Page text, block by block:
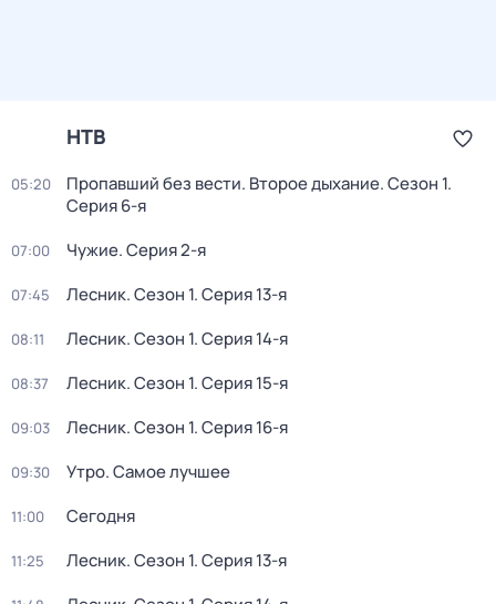
НТВ
05:20 Пропавший без вести. Второе дыхание. Сезон 1.
Серия 6-я
07:00 Чужие. Серия 2-я
07:45 Лесник. Сезон 1. Серия 13-я
08:11 Лесник. Сезон 1. Серия 14-я
08:37 Лесник. Сезон 1. Серия 15-я
09:03 Лесник. Сезон 1. Серия 16-я
09:30 Утро. Самое лучшее
11:00 Сегодня
11:25 Лесник. Сезон 1. Серия 13-я